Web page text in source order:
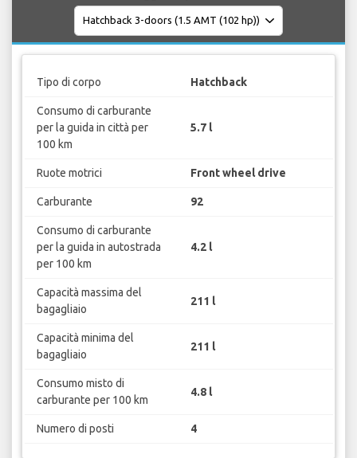
Tipo di corpo Hatchback
Consumo di carburante
per la guida in città per
100 km
5.7 l
Ruote motrici Front wheel drive
Carburante 92
Consumo di carburante
per la guida in autostrada
per 100 km
4.2 l
Capacità massima del
bagagliaio
211 l
Capacità minima del
bagagliaio
211 l
Consumo misto di
carburante per 100 km
4.8 l
Numero di posti 4